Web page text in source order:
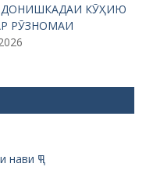
КӮҲИЮ
РӮЗНОМАИ
нави ҶТ